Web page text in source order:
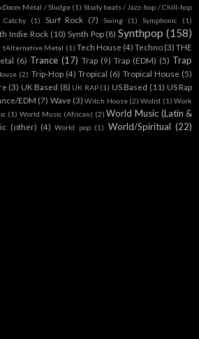
Metal / Sludge (1) Study beats / Jazz-hop / Chill-hop
Catchy (1) Surf Rock (7) Swing (1) Symphonic (1)
Indie Rock (10) Synth Pop (8) Synthpop (158)
tAlternative Metal (1) Tech House (4) Techno (3) THE
(6) Trance (17) Trap (9) Trap (EDM) (5) Trap
(2) Trip-Hop (4) Tropical (6) Tropical House (5)
(3) UK Based (8) UK RAP (1) US Based (11) US Rap
EDM (7) Wave (3) Witch House (2) Wolrd (1) Work
(1) World Music (African) (2) World Music (Latin &
(other) (4) World pop (1) World/Spiritual (22)